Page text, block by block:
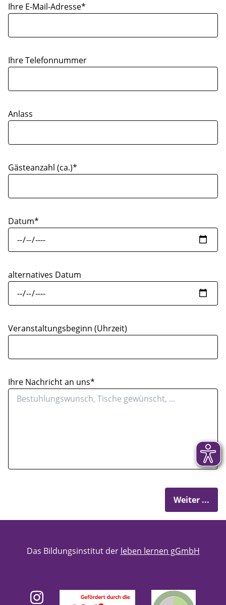
Ihre E-Mail-Adresse*
Ihre Telefonnummer
Anlass
Gästeanzahl (ca.)*
Datum*
alternatives Datum
Veranstaltungsbeginn (Uhrzeit)
Ihre Nachricht an uns*
Das Bildungsinstitut der leben lernen gGmbH